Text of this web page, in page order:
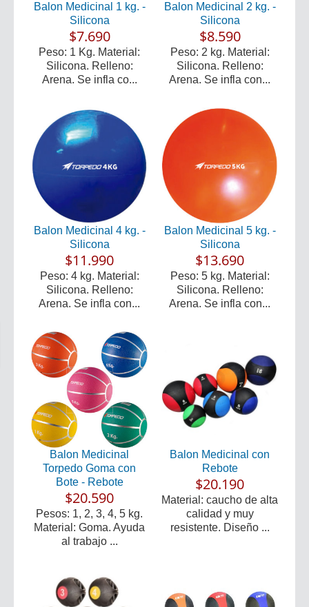
Balon Medicinal 1 kg. -
Silicona
$7.690
Peso: 1 Kg. Material:
Silicona. Relleno:
Arena. Se infla co...
Balon Medicinal 2 kg. -
Silicona
$8.590
Peso: 2 kg. Material:
Silicona. Relleno:
Arena. Se infla con...
Balon Medicinal 4 kg. -
Silicona
$11.990
Peso: 4 kg. Material:
Silicona. Relleno:
Arena. Se infla con...
Balon Medicinal 5 kg. -
Silicona
$13.690
Peso: 5 kg. Material:
Silicona. Relleno:
Arena. Se infla con...
Balon Medicinal
Torpedo Goma con
Bote - Rebote
$20.590
Pesos: 1, 2, 3, 4, 5 kg.
Material: Goma. Ayuda
al trabajo ...
Balon Medicinal con
Rebote
$20.190
Material: caucho de alta
calidad y muy
resistente. Diseño ...